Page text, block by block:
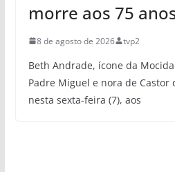
morre aos 75
8 de agosto de 2026 tvp2
Beth Andrade, ícone da
Padre Miguel e nora de
nesta sexta-feira (7), aos